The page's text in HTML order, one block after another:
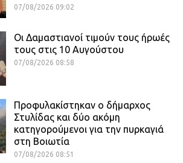
07/08/2026 09:02
Οι Δαμαστιανοί τιμούν τους ήρωές
τους στις 10 Αυγούστου
07/08/2026 08:58
Προφυλακίστηκαν ο δήμαρχος
Στυλίδας και δύο ακόμη
κατηγορούμενοι για την πυρκαγιά
στη Βοιωτία
07/08/2026 08:51